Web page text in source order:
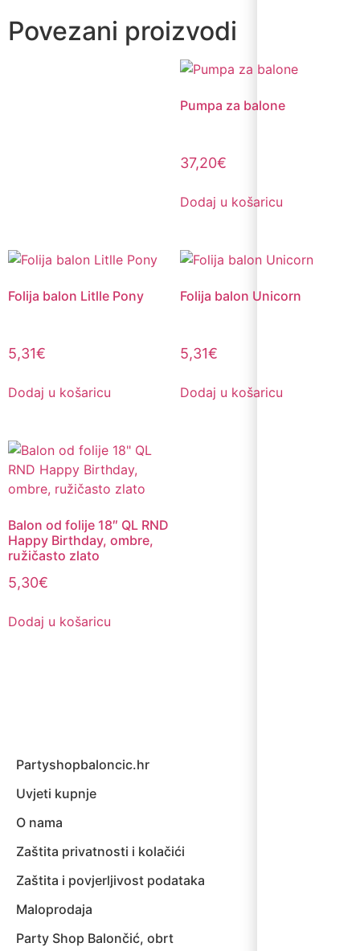
Povezani proizvodi
Pumpa za balone
37,20€
Dodaj u košaricu
Folija balon Litlle Pony
5,31€
Dodaj u košaricu
Folija balon Unicorn
5,31€
Dodaj u košaricu
Balon od folije 18″ QL RND
Happy Birthday, ombre,
ružičasto zlato
5,30€
Dodaj u košaricu
Partyshopbaloncic.hr
Uvjeti kupnje
O nama
Zaštita privatnosti i kolačići
Zaštita i povjerljivost podataka
Maloprodaja
Party Shop Balončić, obrt